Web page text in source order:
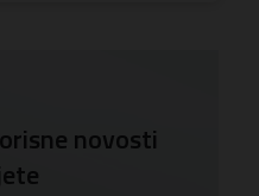
novosti